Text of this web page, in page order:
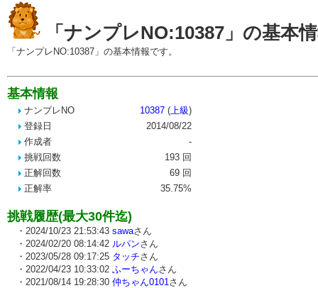
「ナンプレNO:10387」の基本
「ナンプレNO:10387」の基本情報です。
基本情報
ナンプレNO 10387 (上級)
登録日
2014/08/22
作成者
-
挑戦回数
193 回
正解回数
69 回
正解率
35.75%
挑戦履歴(最大30件迄)
・2024/10/23 21:53:43 sawaさん
・2024/02/20 08:14:42 ルパンさん
・2023/05/28 09:17:25 タッチさん
・2022/04/23 10:33:02 ふーちゃんさん
・2021/08/14 19:28:30 仲ちゃん0101さん